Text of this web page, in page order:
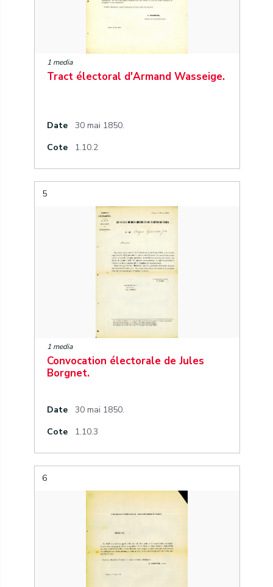
1 media
Tract électoral d'Armand Wasseige.
Date
30 mai 1850.
Cote
1.10.2
5
1 media
Convocation électorale de Jules
Borgnet.
Date
30 mai 1850.
Cote
1.10.3
6